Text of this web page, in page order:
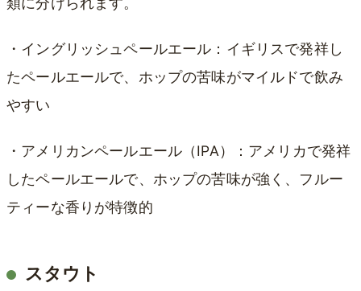
・イングリッシュペールエール：イギリスで発祥し
たペールエールで、ホップの苦味がマイルドで飲み
やすい
・アメリカンペールエール（IPA）：アメリカで発祥
したペールエールで、ホップの苦味が強く、フルー
ティーな香りが特徴的
スタウト